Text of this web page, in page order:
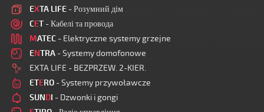
EXTA LIFE - Розумний дім
CET - Кабелі та провода
MATEC - Elektryczne systemy grzejne
ENTRA - Systemy domofonowe
EXTA LIFE - BEZPRZEW. 2-KIER.
ETERO - Systemy przywoławcze
SUNDI - Dzwonki i gongi